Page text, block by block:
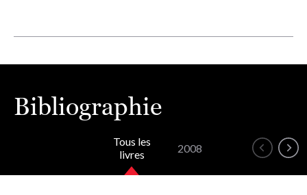
Bibliographie
Tous les
livres
2008